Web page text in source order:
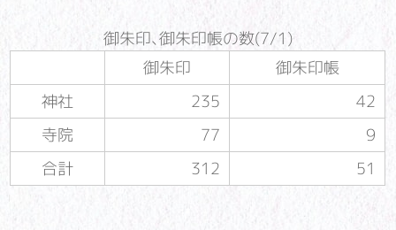
御朱印、御朱印帳の数(7/1)
御朱印
御朱印帳
神社
235
42
寺院
77
9
合計
312 51